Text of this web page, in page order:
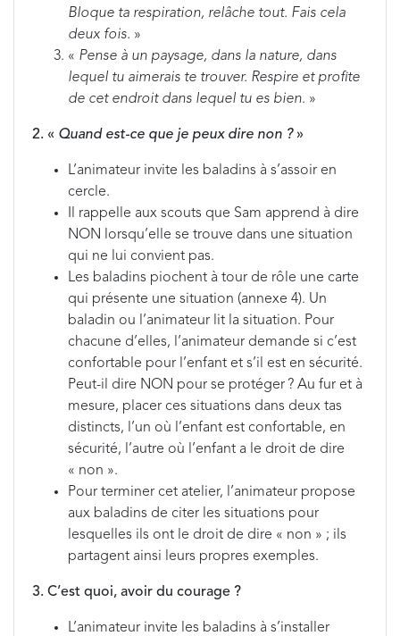
Bloque ta respiration, relâche tout. Fais cela
deux fois. »
« Pense à un paysage, dans la nature, dans
lequel tu aimerais te trouver. Respire et profite
de cet endroit dans lequel tu es bien. »
2. « Quand est-ce que je peux dire non ?»
L’animateur invite les baladins à s’assoir en
cercle.
Il rappelle aux scouts que Sam apprend à dire
NON lorsqu’elle se trouve dans une situation
qui ne lui convient pas.
Les baladins piochent à tour de rôle une carte
qui présente une situation (annexe 4). Un
baladin ou l’animateur lit la situation. Pour
chacune d’elles, l’animateur demande si c’est
confortable pour l’enfant et s’il est en sécurité.
Peut-il dire NON pour se protéger ? Au fur et à
mesure, placer ces situations dans deux tas
distincts, l’un où l’enfant est confortable, en
sécurité, l’autre où l’enfant a le droit de dire
« non ».
Pour terminer cet atelier, l’animateur propose
aux baladins de citer les situations pour
lesquelles ils ont le droit de dire « non » ; ils
partagent ainsi leurs propres exemples.
3. C’est quoi, avoir du courage ?
L’animateur invite les baladins à s’installer